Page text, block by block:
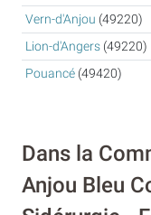
Vern-d'Anjou (49220)
Lion-d'Angers (49220)
Pouancé (49420)
Dans la
Anjou Bleu